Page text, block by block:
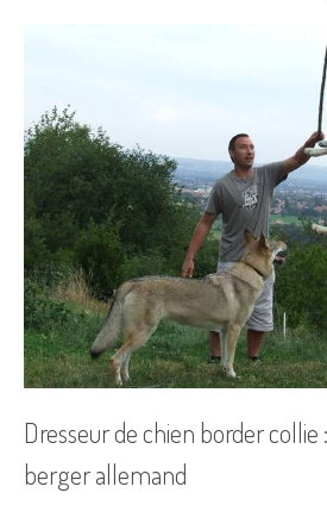
Dresseur de chien border collie
berger allemand